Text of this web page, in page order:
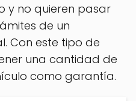
y no quieren pasar
de un
Con este tipo de
una cantidad de
como garantía.